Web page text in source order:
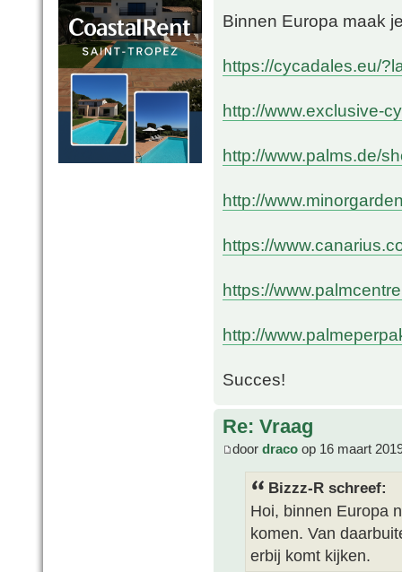
Binnen Europa maak
https://cycadales.eu/
http://www.exclusive-
http://www.palms.de/
http://
https://
https://
http://
Succes!
Re: Vraag
door draco op 16 maart
Bizzz-R schreef:
Hoi, binnen Europa
komen. Van
erbij komt kijken.